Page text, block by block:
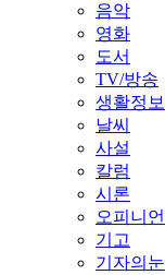
음악
영화
도서
TV/방송
생활정보
날씨
사설
칼럼
시론
오피니언
기고
기자의눈